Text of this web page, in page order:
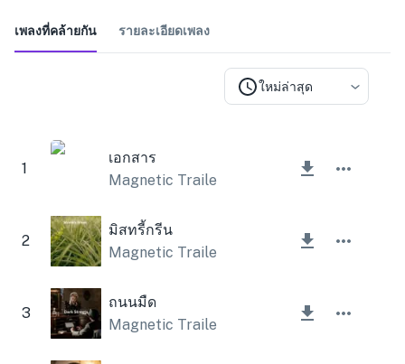
เพลงที่คล้ายกัน รายละเอียดเพลง
ใหม่ล่าสุด
1
เอกสาร
Magnetic Trailer
2
มิสทรี้กรีน
Magnetic Trailer
3
ถนนมืด
Magnetic Trailer